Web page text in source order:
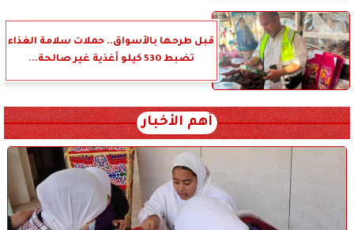
قبل طرحها بالأسواق.. حملات سلامة الغذاء
تضبط 530 كيلو أغذية غير صالحة...
أهم الأخبار